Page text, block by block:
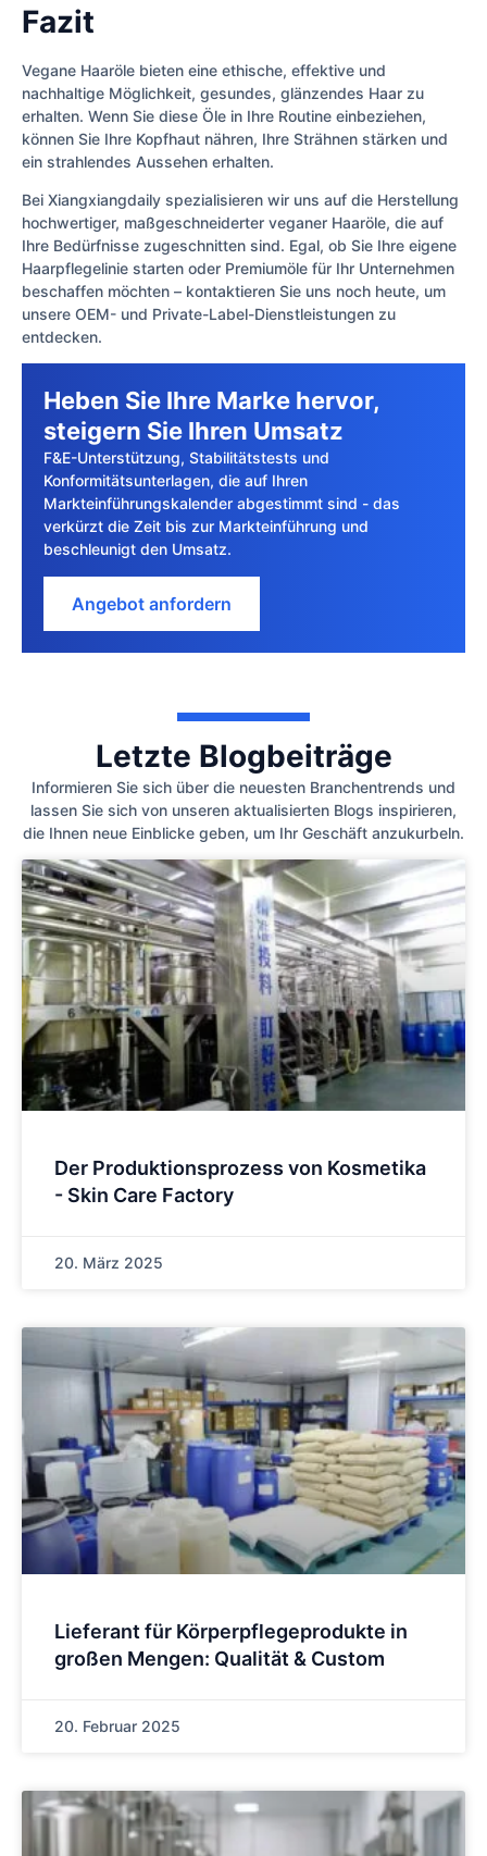
Fazit
Vegane Haaröle bieten eine ethische, effektive und
nachhaltige Möglichkeit, gesundes, glänzendes Haar zu
erhalten. Wenn Sie diese Öle in Ihre Routine einbeziehen,
können Sie Ihre Kopfhaut nähren, Ihre Strähnen stärken und
ein strahlendes Aussehen erhalten.
Bei Xiangxiangdaily spezialisieren wir uns auf die Herstellung
hochwertiger, maßgeschneiderter veganer Haaröle, die auf
Ihre Bedürfnisse zugeschnitten sind. Egal, ob Sie Ihre eigene
Haarpflegelinie starten oder Premiumöle für Ihr Unternehmen
beschaffen möchten – kontaktieren Sie uns noch heute, um
unsere OEM- und Private-Label-Dienstleistungen zu
entdecken.
Heben Sie Ihre Marke hervor,
steigern Sie Ihren Umsatz
F&E-Unterstützung, Stabilitätstests und
Konformitätsunterlagen, die auf Ihren
Markteinführungskalender abgestimmt sind - das
verkürzt die Zeit bis zur Markteinführung und
beschleunigt den Umsatz.
Angebot anfordern
Letzte Blogbeiträge
Informieren Sie sich über die neuesten Branchentrends und
lassen Sie sich von unseren aktualisierten Blogs inspirieren,
die Ihnen neue Einblicke geben, um Ihr Geschäft anzukurbeln.
Der Produktionsprozess von Kosmetika
- Skin Care Factory
20. März 2025
Lieferant für Körperpflegeprodukte in
großen Mengen: Qualität & Custom
20. Februar 2025